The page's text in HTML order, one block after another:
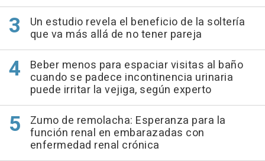
Un estudio revela el beneficio de la soltería
que va más allá de no tener pareja
Beber menos para espaciar visitas al baño
cuando se padece incontinencia urinaria
puede irritar la vejiga, según experto
Zumo de remolacha: Esperanza para la
función renal en embarazadas con
enfermedad renal crónica